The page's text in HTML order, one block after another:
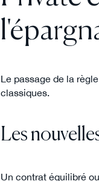
Le passage de la
classiques.
Les
Un contrat équilibré